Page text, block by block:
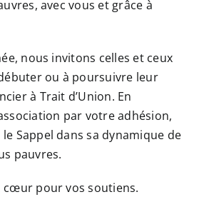
avec vous et grâce à
nous invitons celles et ceux
ou à poursuivre leur
à Trait d’Union. En
par votre adhésion,
Sappel dans sa dynamique de
pauvres.
cœur pour vos soutiens.